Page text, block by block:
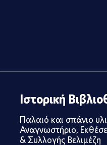
Ιστορική
Παλαιό και σπάνιο
Αναγνωστήριο,
& Συλλογής Βελιμέζη